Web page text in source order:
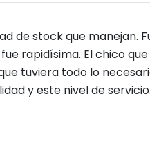
de stock que manejan.
rapidísima. El chico
tuviera todo lo
y este nivel de servicio.